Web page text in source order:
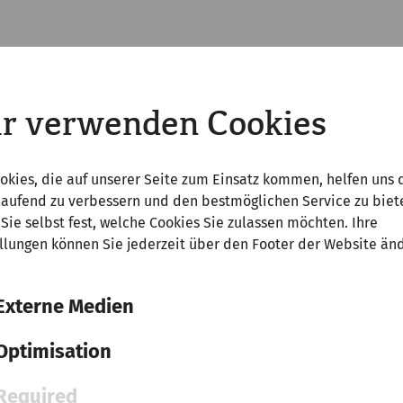
verwenden Cookies
die auf unserer Seite zum Einsatz kommen, helfen uns
zu verbessern und den bestmöglichen Service zu
selbst fest, welche Cookies Sie zulassen möchten. Ihre
können Sie jederzeit über den Footer der Website
Medien
Wissenschaft
Marc Aurel in Carnuntum: